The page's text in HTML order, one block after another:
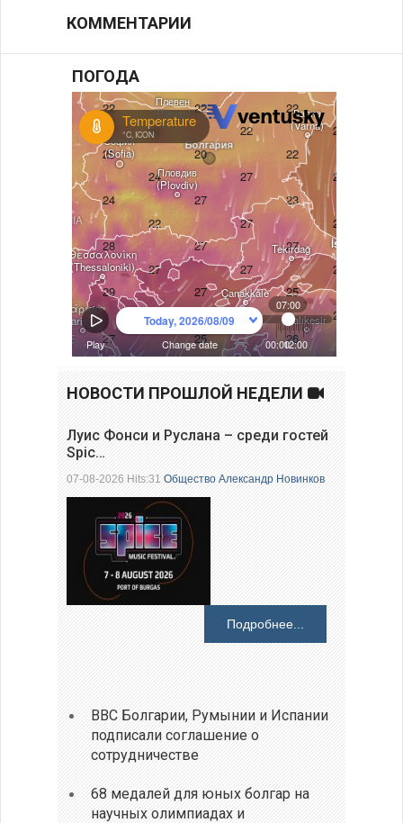
КОММЕНТАРИИ
ПОГОДА
НОВОСТИ ПРОШЛОЙ НЕДЕЛИ
Луис Фонси и Руслана – среди гостей
Spic…
07-08-2026 Hits:31Общество Александр Новинков
Подробнее...
ВВС Болгарии, Румынии и Испании
подписали соглашение о
сотрудничестве
68 медалей для юных болгар на
научных олимпиадах и